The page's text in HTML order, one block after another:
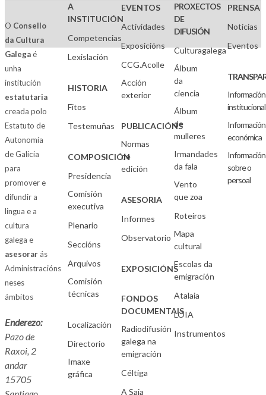
O Consello
da Cultura
Galegaé
unha
institución
estatutaria
creada polo
Estatuto de
Autonomía
de Galicia
para
promover e
difundir a
lingua e a
cultura
galega e
asesorarás
Administracións
neses
ámbitos
Enderezo:
Pazo de
Raxoi, 2
andar
15705
A
INSTITUCIÓN
Competencias
Lexislación
HISTORIA
Fitos
Testemuñas
COMPOSICIÓN
Presidencia
Comisión
executiva
Plenario
Seccións
Arquivos
Comisión
técnicas
Localización
Directorio
Imaxe
gráfica
EVENTOS
Actividades
Exposicións
CCG.Acolle
Acción
exterior
PUBLICACIÓNS
Normas
de
edición
ASESORIA
Informes
Observatorio
EXPOSICIÓNS
FONDOS
DOCUMENTAIS
Radiodifusión
galega na
emigración
Céltiga
A Saia
PROXECTOS
DE
DIFUSIÓN
Culturagalega
Álbum
da
ciencia
Álbum
de
mulleres
Irmandades
da fala
Vento
que zoa
Roteiros
Mapa
cultural
Escolas da
emigración
Atalaia
LOIA
Instrumentos
PRENSA
Noticias
Eventos
Información
institucional
Información
económica
Información
sobre o
persoal